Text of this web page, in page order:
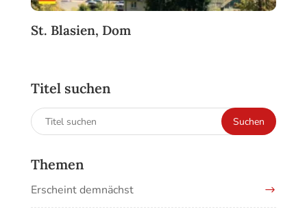
St. Blasien, Dom
Titel suchen
Suchen
nach:
Suchen
Themen
Erscheint demnächst